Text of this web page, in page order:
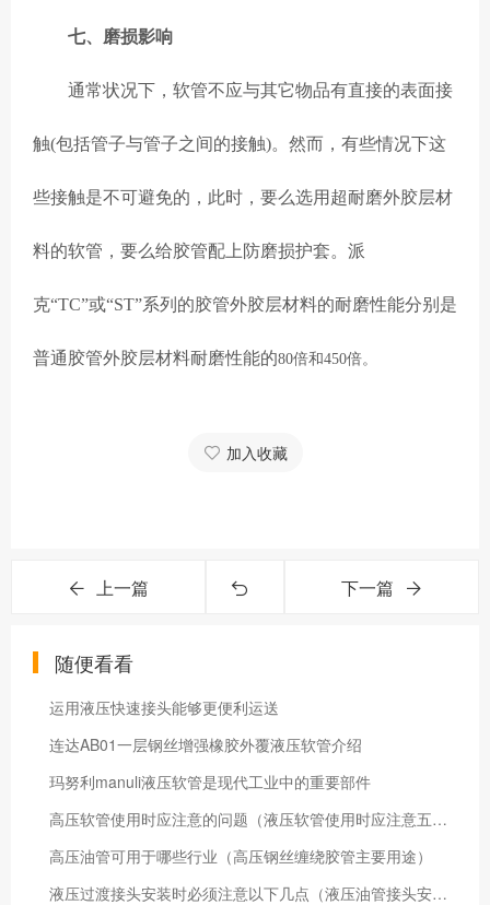
七、磨损影响
通常状况下，软管不应与其它物品有直接的表面接
触(包括管子与管子之间的接触)。然而，有些情况下这
些接触是不可避免的，此时，要么选用超耐磨外胶层材
料的软管，要么给胶管配上防磨损护套。派
克“TC”或“ST”系列的胶管外胶层材料的耐磨性能分别是
普通胶管外胶层材料耐磨性能的80倍和450倍。
加入收藏
上一篇 下一篇
随便看看
运用液压快速接头能够更便利运送
连达AB01一层钢丝增强橡胶外覆液压软管介绍
玛努利manuli液压软管是现代工业中的重要部件
高压软管使用时应注意的问题（液压软管使用时应注意五大问题）
高压油管可用于哪些行业（高压钢丝缠绕胶管主要用途）
液压过渡接头安装时必须注意以下几点（液压油管接头安装需要注意的事项）